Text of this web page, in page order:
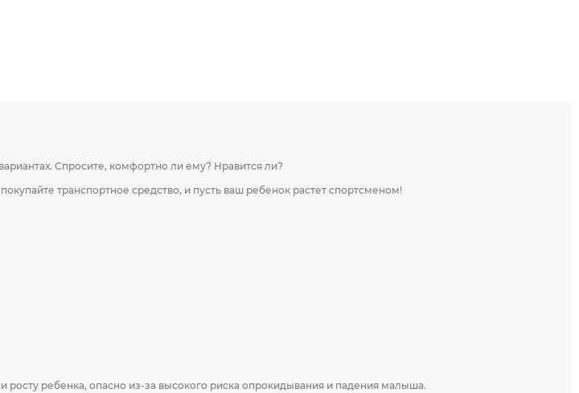
Спросите, комфортно ли ему? Нравится ли?
транспортное средство, и пусть ваш ребенок растет спортсменом!
ребенка, опасно из-за высокого риска опрокидывания и падения малыша.